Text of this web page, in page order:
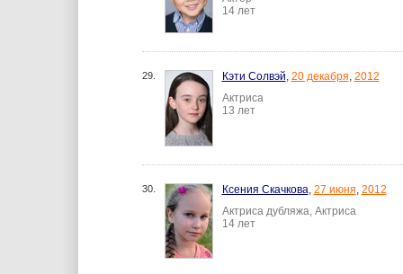
14 лет
29. Кэти Солвэй, 20 декабря, 2012
Актриса
13 лет
30. Ксения Скачкова, 27 июня, 2012
Актриса дубляжа, Актриса
14 лет